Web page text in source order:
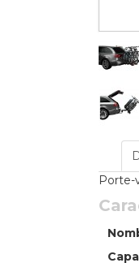
Porte-